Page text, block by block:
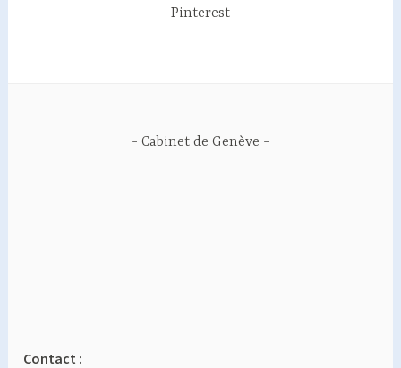
Pinterest
Cabinet de Genève
Contact :